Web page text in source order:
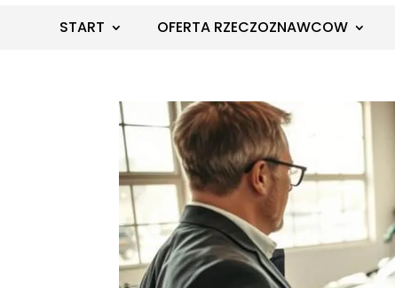
START OFERTA RZECZOZNAWCOW